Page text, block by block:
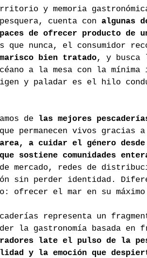
y memoria
cuenta con algunas
de ofrecer producto de
que nunca, el consumidor
marisco bien tratado, y busca
a la mesa con la
y paladar es el hilo
de las mejores
permanecen vivos gracias
a cuidar el género
sostiene comunidades
mercado, redes de
sin perder identidad.
ofrecer el mar en su máximo
representa un
la gastronomía basada en
late el pulso de la
y la emoción que